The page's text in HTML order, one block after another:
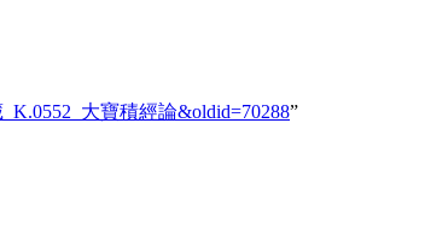
_K.0552_大寶積經論&oldid=70288”